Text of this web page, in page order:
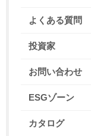
よくある質問
投資家
お問い合わせ
ESGゾーン
カタログ